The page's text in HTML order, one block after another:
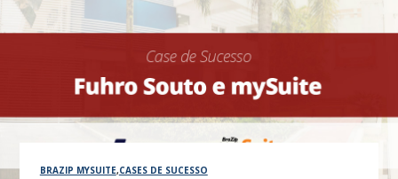
BRAZIP MYSUITE,CASES DE SUCESSO